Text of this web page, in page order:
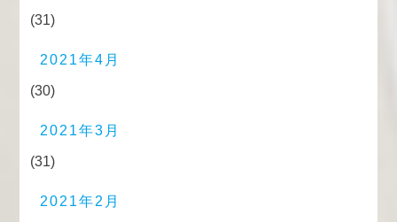
(31)
2021年4月
(30)
2021年3月
(31)
2021年2月